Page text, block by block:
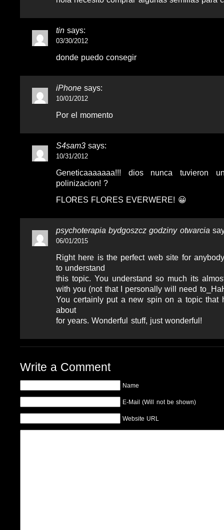
tin says:
03/30/2012
donde puedo consegir
iPhone says:
10/01/2012
Por el momento
S4sam3 says:
10/31/2012
Geneticaaaaaaa!!! dios nunca tuvieron
polinizacion! ?
FLORES FLORES EVERWERE! 😀
psychoterapia bydgoszcz godziny otwarcia
06/01/2015
Right here is the perfect web site for
to understand
this topic. You understand so much its
with you (not that I personally will need
You certainly put a new spin on a topic that
about
for years. Wonderful stuff, just wonderful!
Write a Comment
Name
E-Mail (Will not be shown)
Website URL